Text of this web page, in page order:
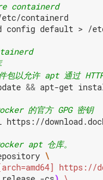
containerd
containerd
config default > /
包以允许 apt 通过
&& apt-get
的官方 GPG 密钥
https://
apt 仓库。
\